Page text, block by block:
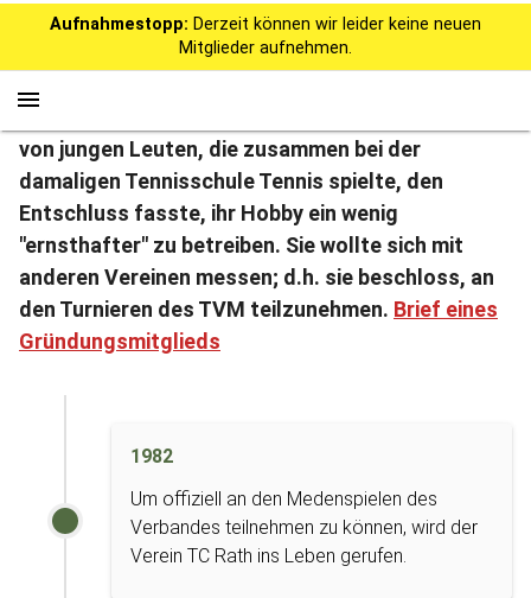
Aufnahmestopp: Derzeit können wir leider keine neuen
Mitglieder aufnehmen.
Unsere Chronik
von jungen Leuten, die zusammen bei der
damaligen Tennisschule Tennis spielte, den
Entschluss fasste, ihr Hobby ein wenig
"ernsthafter" zu betreiben. Sie wollte sich mit
anderen Vereinen messen; d.h. sie beschloss, an
den Turnieren des TVM teilzunehmen. Brief eines
Gründungsmitglieds
1982
Um offiziell an den Medenspielen des
Verbandes teilnehmen zu können, wird der
Verein TC Rath ins Leben gerufen.